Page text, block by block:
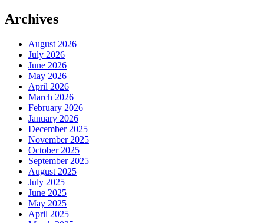
Archives
August 2026
July 2026
June 2026
May 2026
April 2026
March 2026
February 2026
January 2026
December 2025
November 2025
October 2025
September 2025
August 2025
July 2025
June 2025
May 2025
April 2025